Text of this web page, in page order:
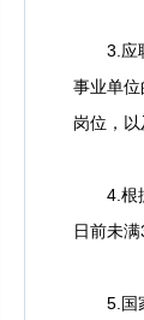
3.应聘
事业单
岗位，
4.根据
日前未
5.国家